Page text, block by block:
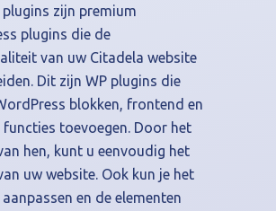
zijn premium
plugins die de
van uw Citadela website
Dit zijn WP plugins die
blokken, frontend en
functies toevoegen. Door het
hen, kunt u eenvoudig het
uw website. Ook kun je het
en de elementen